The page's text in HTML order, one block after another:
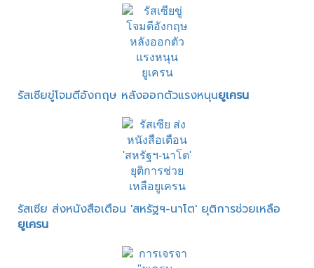
รัสเซียขู่โจมตีอังกฤษ หลังออกตัวแรงหนุนยูเครน
รัสเซีย ส่งหนังสือเตือน 'สหรัฐฯ-นาโต' ยุติการช่วยเหลือ
ยูเครน